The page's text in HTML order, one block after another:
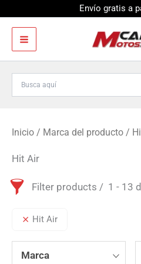
contenido
Envío gratis a
Inicio / Marca del producto /
Hit Air
Filter products 1 - 13
Hit Air
Marca